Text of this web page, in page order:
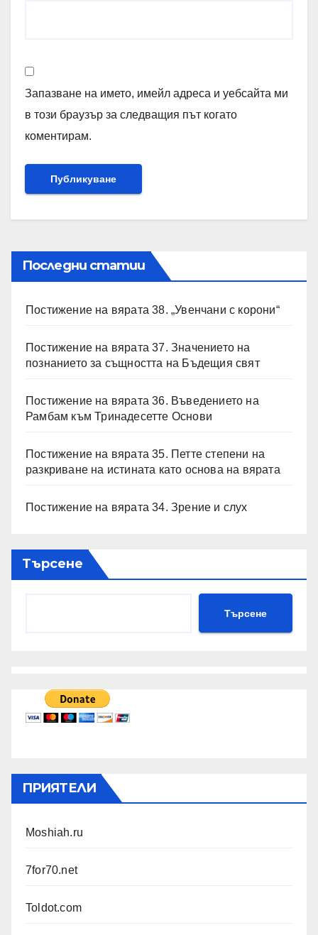
Запазване на името, имейл адреса и уебсайта ми
в този браузър за следващия път когато
коментирам.
Последни статии
Постижение на вярата 38. „Увенчани с корони“
Постижение на вярата 37. Значението на
познанието за същността на Бъдещия свят
Постижение на вярата 36. Въведението на
Рамбам към Тринадесетте Основи
Постижение на вярата 35. Петте степени на
разкриване на истината като основа на вярата
Постижение на вярата 34. Зрение и слух
Търсене
Търсене
ПРИЯТЕЛИ
Moshiah.ru
7for70.net
Toldot.com